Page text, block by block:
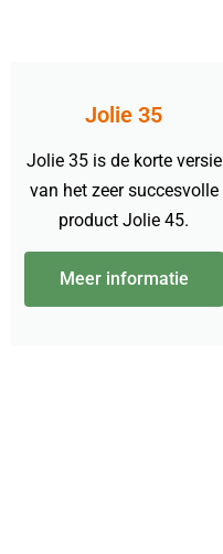
Jolie 35
Jolie 35 is de korte versie
van het zeer succesvolle
product Jolie 45.
Meer informatie